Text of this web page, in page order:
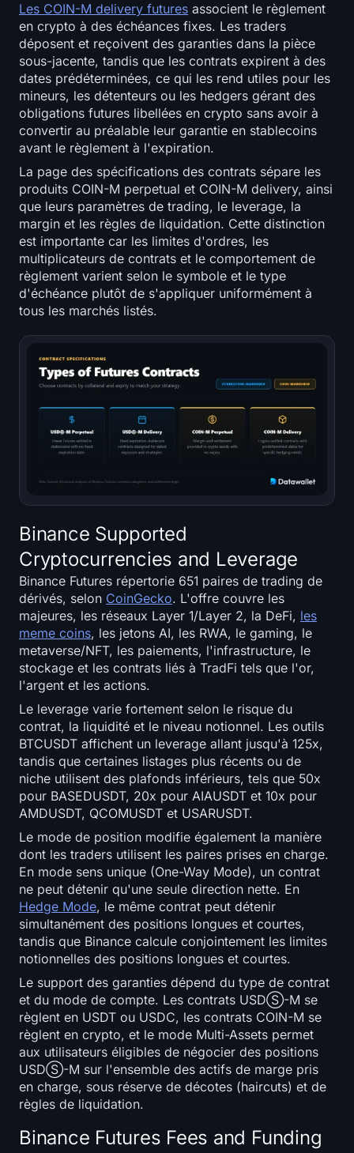
Les COIN-M delivery futures associent le règlement
en crypto à des échéances fixes. Les traders
déposent et reçoivent des garanties dans la pièce
sous-jacente, tandis que les contrats expirent à des
dates prédéterminées, ce qui les rend utiles pour les
mineurs, les détenteurs ou les hedgers gérant des
obligations futures libellées en crypto sans avoir à
convertir au préalable leur garantie en stablecoins
avant le règlement à l'expiration.
La page des spécifications des contrats sépare les
produits COIN-M perpetual et COIN-M delivery, ainsi
que leurs paramètres de trading, le leverage, la
margin et les règles de liquidation. Cette distinction
est importante car les limites d'ordres, les
multiplicateurs de contrats et le comportement de
règlement varient selon le symbole et le type
d'échéance plutôt de s'appliquer uniformément à
tous les marchés listés.
Binance Supported
Cryptocurrencies and Leverage
Binance Futures répertorie 651 paires de trading de
dérivés, selon CoinGecko. L'offre couvre les
majeures, les réseaux Layer 1/Layer 2, la DeFi, les
meme coins, les jetons AI, les RWA, le gaming, le
metaverse/NFT, les paiements, l'infrastructure, le
stockage et les contrats liés à TradFi tels que l'or,
l'argent et les actions.
Le leverage varie fortement selon le risque du
contrat, la liquidité et le niveau notionnel. Les outils
BTCUSDT affichent un leverage allant jusqu'à 125x,
tandis que certaines listages plus récents ou de
niche utilisent des plafonds inférieurs, tels que 50x
pour BASEDUSDT, 20x pour AIAUSDT et 10x pour
AMDUSDT, QCOMUSDT et USARUSDT.
Le mode de position modifie également la manière
dont les traders utilisent les paires prises en charge.
En mode sens unique (One-Way Mode), un contrat
ne peut détenir qu'une seule direction nette. En
Hedge Mode, le même contrat peut détenir
simultanément des positions longues et courtes,
tandis que Binance calcule conjointement les limites
notionnelles des positions longues et courtes.
Le support des garanties dépend du type de contrat
et du mode de compte. Les contrats USDⓈ-M se
règlent en USDT ou USDC, les contrats COIN-M se
règlent en crypto, et le mode Multi-Assets permet
aux utilisateurs éligibles de négocier des positions
USDⓈ-M sur l'ensemble des actifs de marge pris
en charge, sous réserve de décotes (haircuts) et de
règles de liquidation.
Binance Futures Fees and Funding